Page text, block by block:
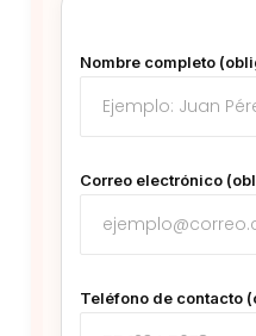
Nombre completo
Correo electrónico
Teléfono de contacto